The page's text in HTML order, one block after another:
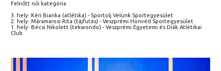
Felnőtt női kategória
3. hely: Kéri Bianka (atlétika) - Sportolj Velünk Sportegyesület
2. hely: Máramarosi Rita (tájfutás) - Veszprémi Honvéd Sportegyesület
1. hely: Bécsi Nikolett (tekwondo) - Veszprémi Egyetemi és Diák Atlétikai
Club